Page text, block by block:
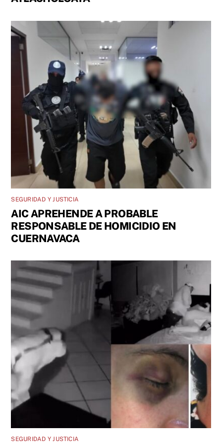
SEGURIDAD Y JUSTICIA
AIC APREHENDE A PROBABLE
RESPONSABLE DE HOMICIDIO EN
CUERNAVACA
SEGURIDAD Y JUSTICIA